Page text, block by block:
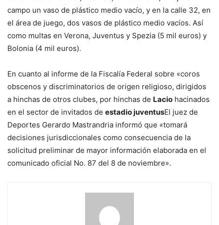
campo un vaso de plástico medio vacío, y en la calle 32, en
el área de juego, dos vasos de plástico medio vacíos. Así
como multas en Verona, Juventus y Spezia (5 mil euros) y
Bolonia (4 mil euros).
En cuanto al informe de la Fiscalía Federal sobre «coros
obscenos y discriminatorios de origen religioso, dirigidos
a hinchas de otros clubes, por hinchas de Lacio hacinados
en el sector de invitados de estadio juventusEl juez de
Deportes Gerardo Mastrandria informó que «tomará
decisiones jurisdiccionales como consecuencia de la
solicitud preliminar de mayor información elaborada en el
comunicado oficial No. 87 del 8 de noviembre».